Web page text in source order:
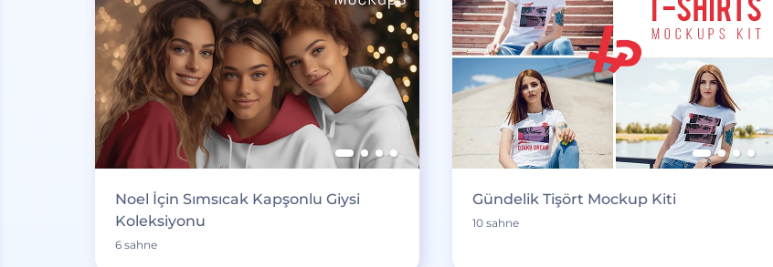
Noel İçin Sımsıcak Kapşonlu Giysi
Koleksiyonu
6 sahne
Gündelik Tişört Mockup Kiti
10 sahne